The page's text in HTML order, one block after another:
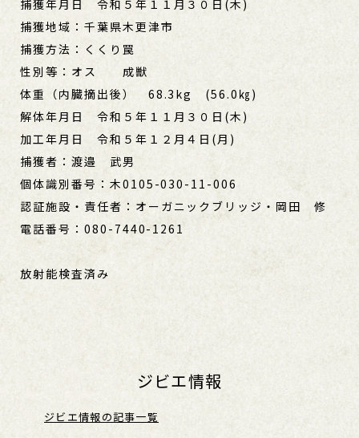
捕獲年月日 令和５年１１月３０日(木)
捕獲地域：千葉県木更津市
捕獲方法：くくり罠
性別等：オス 成獣
体重（内臓摘出後） 68.3kg (56.0㎏)
解体年月日 令和５年１１月３０日(木)
加工年月日 令和５年１２月４日(月)
捕獲者：渡邉 武男
個体識別番号：木0105-030-11-006
認証施設・責任者：オーガニックブリッジ・岡田 修
電話番号：080-7440-1261
放射能検査済み
ジビエ情報
ジビエ情報の記事一覧